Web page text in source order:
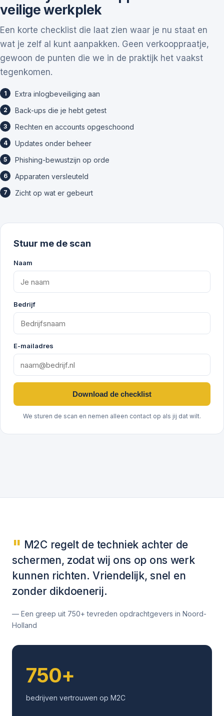
veilige werkplek
Een korte checklist die laat zien waar je nu staat en
wat je zelf al kunt aanpakken. Geen verkooppraatje,
gewoon de punten die we in de praktijk het vaakst
tegenkomen.
Extra inlogbeveiliging aan
Back-ups die je hebt getest
Rechten en accounts opgeschoond
Updates onder beheer
Phishing-bewustzijn op orde
Apparaten versleuteld
Zicht op wat er gebeurt
Stuur me de scan
Naam
Bedrijf
E-mailadres
Download de checklist
We sturen de scan en nemen alleen contact op als jij dat wilt.
" M2C regelt de techniek achter de
schermen, zodat wij ons op ons werk
kunnen richten. Vriendelijk, snel en
zonder dikdoenerij.
— Een greep uit 750+ tevreden opdrachtgevers in Noord-
Holland
750+
bedrijven vertrouwen op M2C